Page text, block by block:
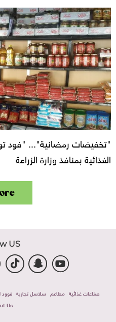
"تخفيضات رمضانية"... "فود
الغذائية بمنافذ وزارة الزراعة
US
صناعات غذائية مطاعم سلاسل تجارية فوود
Us